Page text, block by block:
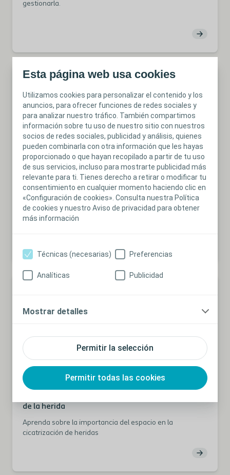
Esta página web usa cookies
Utilizamos cookies para personalizar el contenido y los
anuncios, para ofrecer funciones de redes sociales y
para analizar nuestro tráfico. También compartimos
información sobre tu uso de nuestro sitio con nuestros
socios de redes sociales, publicidad y análisis, quienes
pueden combinarla con otra información que les hayas
proporcionado o que hayan recopilado a partir de tu uso
de sus servicios, incluso para mostrarte publicidad más
relevante para ti. Tienes derecho a retirar o modificar tu
consentimiento en cualquier momento haciendo clic en
«Configuración de cookies». Consulta nuestra Política
de cookies y nuestro Aviso de privacidad para obtener
más información
Permitir la selección
Permitir todas las cookies
Técnicas (necesarias) Preferencias
Analíticas Publicidad
Mostrar detalles
gestionarla.
Artículo
Cómo evaluar el espacio muerto
Artículo
de la herida
Aprenda sobre la importancia del espacio en la
cicatrización de heridas